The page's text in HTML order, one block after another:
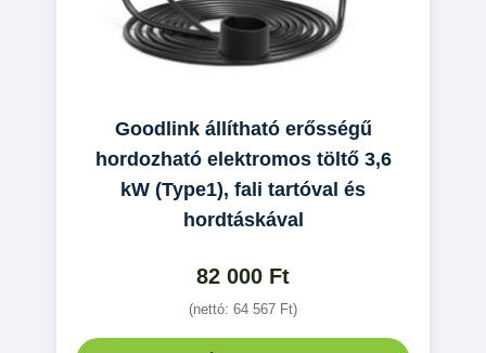
Goodlink állítható erősségű
hordozható elektromos töltő 3,6
kW (Type1), fali tartóval és
hordtáskával
82 000 Ft
(nettó: 64 567 Ft)